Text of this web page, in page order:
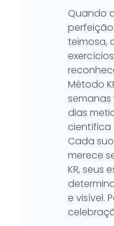
Quando
teimosa,
Método
semanas
dias
científica
Cada
merece
KR, seus
e visível.